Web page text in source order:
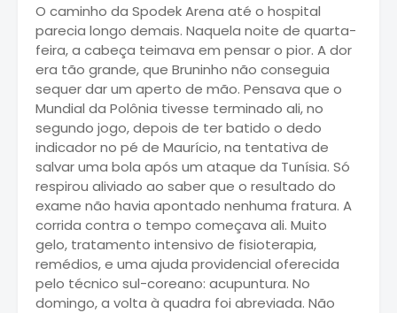
O caminho da Spodek Arena até o hospital
parecia longo demais. Naquela noite de quarta-
feira, a cabeça teimava em pensar o pior. A dor
era tão grande, que Bruninho não conseguia
sequer dar um aperto de mão. Pensava que o
Mundial da Polônia tivesse terminado ali, no
segundo jogo, depois de ter batido o dedo
indicador no pé de Maurício, na tentativa de
salvar uma bola após um ataque da Tunísia. Só
respirou aliviado ao saber que o resultado do
exame não havia apontado nenhuma fratura. A
corrida contra o tempo começava ali. Muito
gelo, tratamento intensivo de fisioterapia,
remédios, e uma ajuda providencial oferecida
pelo técnico sul-coreano: acupuntura. No
domingo, a volta à quadra foi abreviada. Não